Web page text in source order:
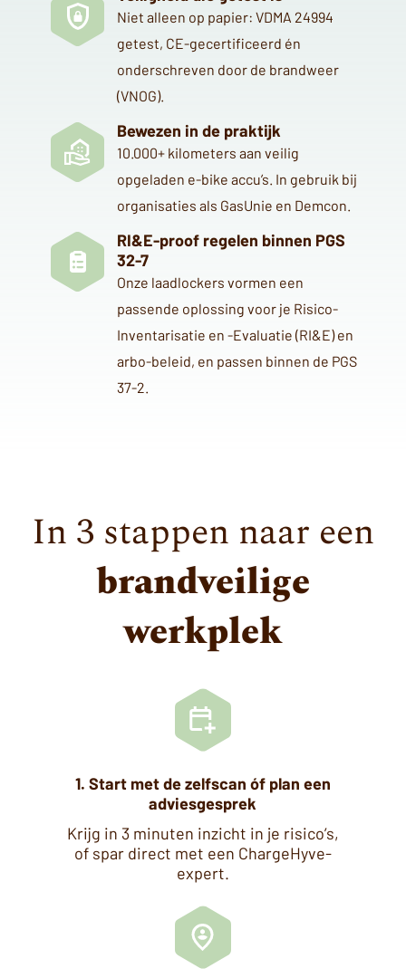
Niet alleen op papier: VDMA 24994
getest, CE-gecertificeerd én
onderschreven door de brandweer
(VNOG).
Bewezen in de praktijk
10.000+ kilometers aan veilig
opgeladen e-bike accu’s. In gebruik bij
organisaties als GasUnie en Demcon.
RI&E-proof regelen binnen PGS
32-7
Onze laadlockers vormen een
passende oplossing voor je Risico-
Inventarisatie en -Evaluatie (RI&E) en
arbo-beleid, en passen binnen de PGS
37-2.
In 3 stappen naar een
brandveilige
werkplek
1. Start met de zelfscan óf plan een
adviesgesprek
Krijg in 3 minuten inzicht in je risico’s,
of spar direct met een ChargeHyve-
expert.